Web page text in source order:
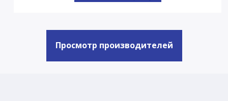
Просмотр производителей